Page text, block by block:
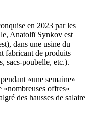
en 2023 par les
Anatoliï Synkov est
dans une usine du
fabricant de produits
sacs-poubelle, etc.).
«une semaine»
«nombreuses offres»
des hausses de salaire